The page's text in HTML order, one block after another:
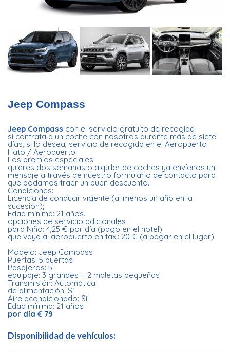
Jeep Compass
Jeep Compass con el servicio gratuito de recogida
si contrata a un coche con nosotros durante más de siete
días, si lo desea, servicio de recogida en el Aeropuerto
Hato / Aeropuerto.
Los premios especiales:
quieres dos semanas o alquiler de coches ya envíenos un
mensaje a través de nuestro formulario de contacto para
que podamos traer un buen descuento.
Condiciones:
Licencia de conducir vigente (al menos un año en la
sucesión);
Edad mínima: 21 años.
opciones de servicio adicionales
para Niño: 4,25 € por día (pago en el hotel)
que vaya al aeropuerto en taxi: 20 € (a pagar en el lugar)
Modelo: Jeep Compass
Puertas: 5 puertas
Pasajeros: 5
equipaje: 3 grandes + 2 maletas pequeñas
Transmisión: Automática
de alimentación: Sí
Aire acondicionado: Sí
Edad mínima: 21 años
por día € 79
Disponibilidad de vehículos: